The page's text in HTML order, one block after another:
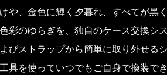
や、金色に輝く夕暮れ、すべてが黒
彩のゆらぎを、独自のケース交換
びストラップから簡単に取り外せ
具を使っていつでもご自身で換装でき